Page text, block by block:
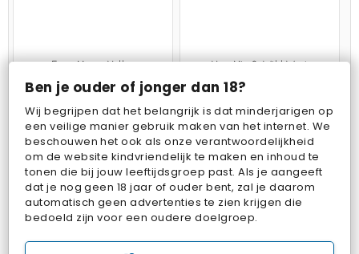
Ben je ouder of jonger dan 18?
Wij begrijpen dat het belangrijk is dat minderjarigen op
een veilige manier gebruik maken van het internet. We
beschouwen het ook als onze verantwoordelijkheid
om de website kindvriendelijk te maken en inhoud te
tonen die bij jouw leeftijdsgroep past. Als je aangeeft
dat je nog geen 18 jaar of ouder bent, zal je daarom
automatisch geen advertenties te zien krijgen die
bedoeld zijn voor een oudere doelgroep.
Farm Merge Valley VegaMix 2: Wild West
Pop Fruit Bubbits